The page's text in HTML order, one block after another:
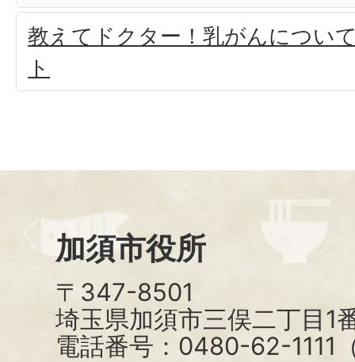
教えてドクター！乳がんについ
ト
加須市役所
〒347-8501
埼玉県加須市三俣二丁目1
電話番号：0480-62-1111